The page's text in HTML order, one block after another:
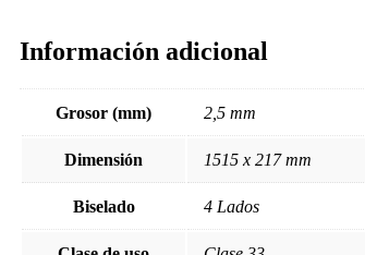
Información adicional
Grosor (mm) 2,5 mm
Dimensión 1515 x 217 mm
Biselado 4 Lados